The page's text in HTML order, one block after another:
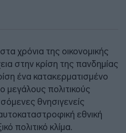
χρόνια της οικονομικής
στην κρίση της πανδημίας
ένα κατακερματισμένο
μεγάλους πολιτικούς
θνησιγενείς
εθνική
πολιτικό κλίμα.